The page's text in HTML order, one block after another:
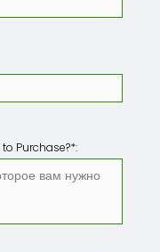
Purchase?*: